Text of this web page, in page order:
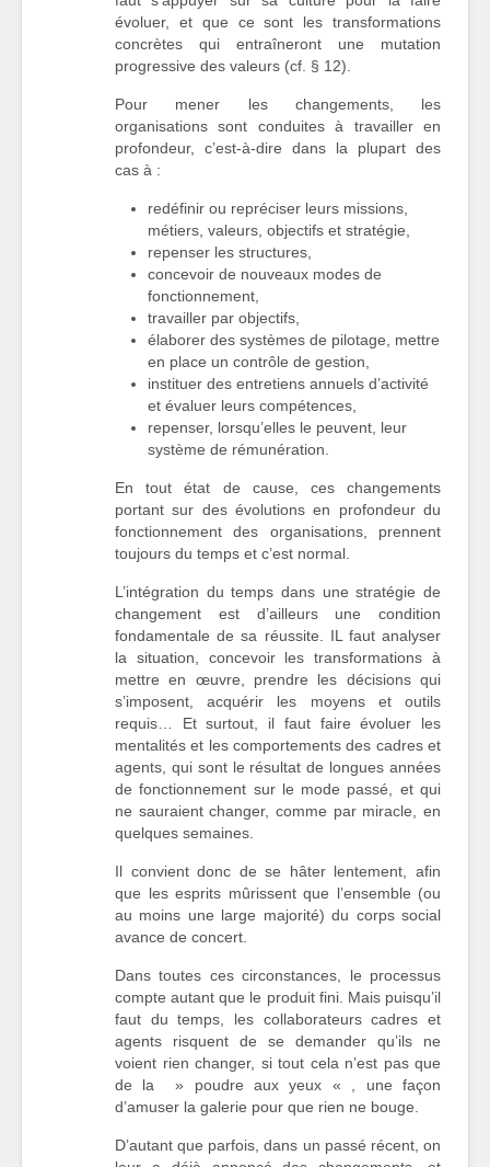
évoluer, et que ce sont les transformations
concrètes qui entraîneront une mutation
progressive des valeurs (cf. § 12).
Pour mener les changements, les
organisations sont conduites à travailler en
profondeur, c’est-à-dire dans la plupart des
cas à :
redéfinir ou repréciser leurs missions,
métiers, valeurs, objectifs et stratégie,
repenser les structures,
concevoir de nouveaux modes de
fonctionnement,
travailler par objectifs,
élaborer des systèmes de pilotage, mettre
en place un contrôle de gestion,
instituer des entretiens annuels d’activité
et évaluer leurs compétences,
repenser, lorsqu’elles le peuvent, leur
système de rémunération.
En tout état de cause, ces changements
portant sur des évolutions en profondeur du
fonctionnement des organisations, prennent
toujours du temps et c’est normal.
L’intégration du temps dans une stratégie de
changement est d’ailleurs une condition
fondamentale de sa réussite. IL faut analyser
la situation, concevoir les transformations à
mettre en œuvre, prendre les décisions qui
s’imposent, acquérir les moyens et outils
requis… Et surtout, il faut faire évoluer les
mentalités et les comportements des cadres et
agents, qui sont le résultat de longues années
de fonctionnement sur le mode passé, et qui
ne sauraient changer, comme par miracle, en
quelques semaines.
Il convient donc de se hâter lentement, afin
que les esprits mûrissent que l’ensemble (ou
au moins une large majorité) du corps social
avance de concert.
Dans toutes ces circonstances, le processus
compte autant que le produit fini. Mais puisqu’il
faut du temps, les collaborateurs cadres et
agents risquent de se demander qu’ils ne
voient rien changer, si tout cela n’est pas que
de la » poudre aux yeux « , une façon
d’amuser la galerie pour que rien ne bouge.
D’autant que parfois, dans un passé récent, on